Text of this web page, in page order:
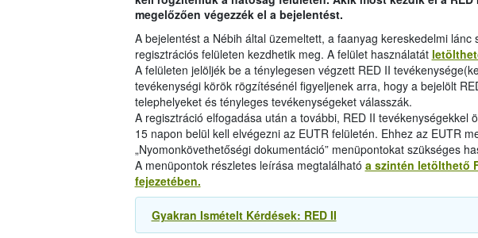
megelőzően végezzék el a bejelentést.
A bejelentést a Nébih által üzemeltett, a faanyag kereskedelmi lánc
regisztrációs felületen kezdhetik meg. A felület használatát
A felületen jelöljék be a ténylegesen végzett RED II
tevékenységi körök rögzítésénél figyeljenek arra, hogy a bejelölt
telephelyeket és tényleges tevékenységeket válasszák.
A regisztráció elfogadása után a további, RED II tevékenységekkel
15 napon belül kell elvégezni az EUTR felületén. Ehhez az EUTR
„Nyomonkövethetőségi dokumentáció” menüpontokat szükséges
A menüpontok részletes leírása megtalálható a szintén letölthető
fejezetében.
Gyakran Ismételt Kérdések: RED II